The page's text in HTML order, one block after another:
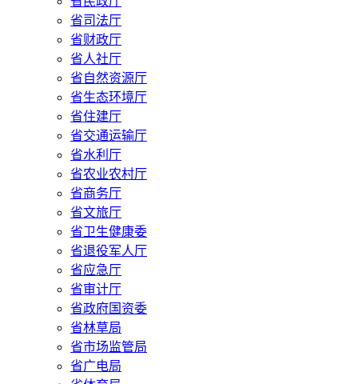
省司法厅
省财政厅
省人社厅
省自然资源厅
省生态环境厅
省住建厅
省交通运输厅
省水利厅
省农业农村厅
省商务厅
省文旅厅
省卫生健康委
省退役军人厅
省应急厅
省审计厅
省政府国资委
省林草局
省市场监管局
省广电局